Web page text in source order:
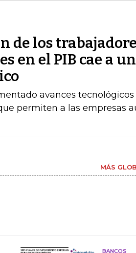
de los
en el PIB cae a un
avances tecnológicos
permiten a las empresas
MÁS
BANCOS